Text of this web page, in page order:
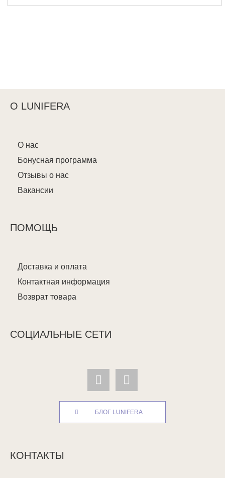
О LUNIFERA
О нас
Бонусная программа
Отзывы о нас
Вакансии
ПОМОЩЬ
Доставка и оплата
Контактная информация
Возврат товара
СОЦИАЛЬНЫЕ СЕТИ
БЛОГ LUNIFERA
КОНТАКТЫ